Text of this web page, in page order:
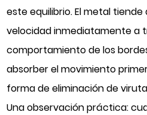
este equilibrio. El metal
velocidad inmediatamente a
comportamiento de los
absorber el movimiento
forma de eliminación de
Una observación práctica: